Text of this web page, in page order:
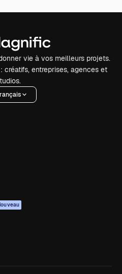
vie à vos meilleurs projets.
créatifs, entreprises, agences et